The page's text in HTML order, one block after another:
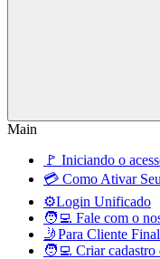
Main
🚩 Iniciando o
💳 Como Ativar
⚙️Login Unificado
🧑‍💻 Fale com o
🤳Para Cliente Final
🧑‍💻 Criar